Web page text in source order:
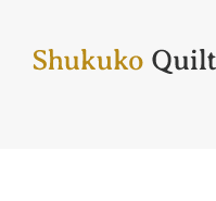
content